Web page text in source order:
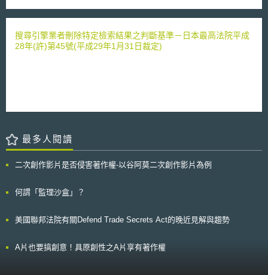
本質，反思自駕車相關應用可能延伸的事故責任，是否因應科技發展而有不
界洪流，若發生車禍等交通事故時，當事人相關之損害賠償請求，仍大多以
民法上之侵權行為作為基礎，雖事故肇因種類眾多，亦常見各類的肇因共同
或第191條之2等規定），請求駕駛自駕車之人賠償，前提均為駕駛人具有
上，既然前開侵權行為之重要成立要件為過失，其具體內容為則為駕駛人之
注意義務應至何種程度，然在我國民事過失責任之架構上，有不同程度上之
過失為欠缺應盡善良管理人之注意者義務；具體輕過失者為欠缺應與處理自
此，實務見解[5]以及學者[6]歷來均認侵權行為之過失標準，應以行為人是否
且使他人受損害，即應負損害賠償責任。 二、駕駛人注意義務與自駕車自
師學會（Society of Automotive Engineers International，下稱SAE）所分
類之自動化駕駛等級，區分為等級0至等級5（共6個等級），而等級3後之
控訴前股東Deo離開公司後，擅自使用其客戶名單與核心系統Dealer
並導致前公司客戶流失。Superb公司主張，公司投入逾12萬美元整合DMS
系統，且以150萬美元的廣告與行銷策略蒐集並以多年經驗建構完整的客戶
保密條款，以確保條款符合最新的勞動法相關要求並具備可執行性。 2.建立
公司內部保密制度與定期教育訓練，以確保員工理解公司要求之保密義務。
本案顯示出法院對「營業秘密合理保密措施」認定的標準，不僅留意保密技
規範」已涵蓋前述美國實務建議之管理作法，我國企業如欲精進系統化的營
著作，非經同意或授權，不得為轉載、公開播送、公開傳輸、改作或重製等
搜尋引擎業者刪除特定檢索結果之判斷基準－日本最高法院平成
28年(許)第45號(平成29年1月31日裁定)
最多人閱讀
二次創作影片是否侵害著作權-以谷阿莫二次創作影片為例
何謂「監理沙盒」？
美國聯邦法院有關Defend Trade Secrets Act的晚近見解與趨勢
A片也要搞創意！具原創性之A片享有著作權